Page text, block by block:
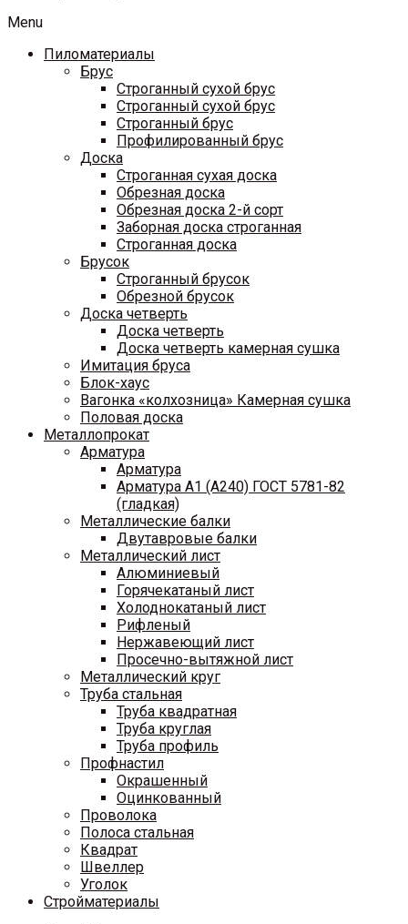
Menu
Пиломатериалы
Брус
Строганный сухой брус
Строганный сухой брус
Строганный брус
Профилированный брус
Доска
Строганная сухая доска
Обрезная доска
Обрезная доска 2-й сорт
Заборная доска строганная
Строганная доска
Брусок
Строганный брусок
Обрезной брусок
Доска четверть
Доска четверть
Доска четверть камерная сушка
Имитация бруса
Блок-хаус
Вагонка «колхозница» Камерная сушка
Половая доска
Металлопрокат
Арматура
Арматура
Арматура A1 (A240) ГОСТ 5781-82
(гладкая)
Металлические балки
Двутавровые балки
Металлический лист
Алюминиевый
Горячекатаный лист
Холоднокатаный лист
Рифленый
Нержавеющий лист
Просечно-вытяжной лист
Металлический круг
Труба стальная
Труба квадратная
Труба круглая
Труба профиль
Профнастил
Окрашенный
Оцинкованный
Проволока
Полоса стальная
Квадрат
Швеллер
Уголок
Стройматериалы